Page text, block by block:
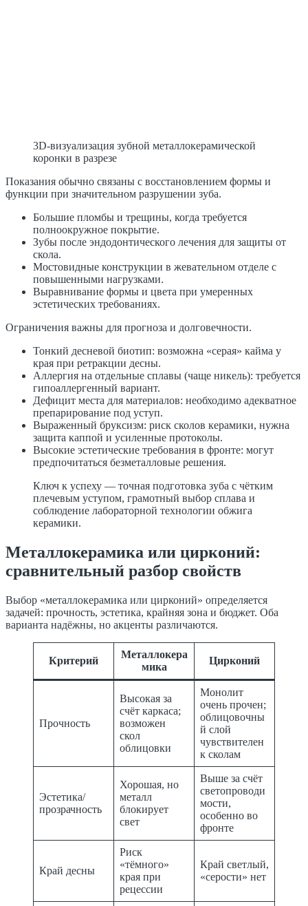
3D-визуализация зубной металлокерамической
коронки в разрезе
Показания обычно связаны с восстановлением формы и
функции при значительном разрушении зуба.
Большие пломбы и трещины, когда требуется
полноокружное покрытие.
Зубы после эндодонтического лечения для защиты от
скола.
Мостовидные конструкции в жевательном отделе с
повышенными нагрузками.
Выравнивание формы и цвета при умеренных
эстетических требованиях.
Ограничения важны для прогноза и долговечности.
Тонкий десневой биотип: возможна «серая» кайма у
края при ретракции десны.
Аллергия на отдельные сплавы (чаще никель): требуется
гипоаллергенный вариант.
Дефицит места для материалов: необходимо адекватное
препарирование под уступ.
Выраженный бруксизм: риск сколов керамики, нужна
защита каппой и усиленные протоколы.
Высокие эстетические требования в фронте: могут
предпочитаться безметалловые решения.
Ключ к успеху — точная подготовка зуба с чётким
плечевым уступом, грамотный выбор сплава и
соблюдение лабораторной технологии обжига
керамики.
Металлокерамика или цирконий:
сравнительный разбор свойств
Выбор «металлокерамика или цирконий» определяется
задачей: прочность, эстетика, крайняя зона и бюджет. Оба
варианта надёжны, но акценты различаются.
Критерий
Металлокера
мика
Цирконий
Прочность
Высокая за
счёт каркаса;
возможен
скол
облицовки
Монолит
очень прочен;
облицовочны
й слой
чувствителен
к сколам
Эстетика/
прозрачность
Хорошая, но
металл
блокирует
свет
Выше за счёт
светопроводи
мости,
особенно во
фронте
Край десны
Риск
«тёмного»
края при
рецессии
Край светлый,
«серости» нет